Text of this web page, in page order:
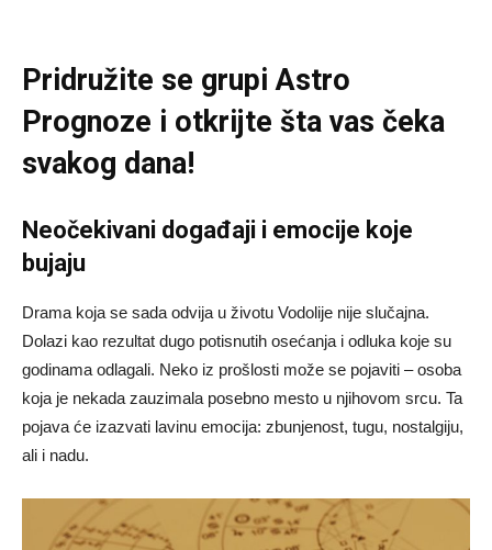
Pridružite se grupiAstro
Prognoze i otkrijte šta vas čeka
svakog dana!
Neočekivani događaji i emocije koje
bujaju
Drama koja se sada odvija u životu Vodolije nije slučajna.
Dolazi kao rezultat dugo potisnutih osećanja i odluka koje su
godinama odlagali. Neko iz prošlosti može se pojaviti – osoba
koja je nekada zauzimala posebno mesto u njihovom srcu. Ta
pojava će izazvati lavinu emocija: zbunjenost, tugu, nostalgiju,
ali i nadu.